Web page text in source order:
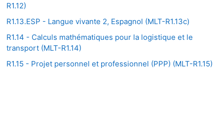
R1.12)
R1.13.ESP - Langue vivante 2, Espagnol (MLT-R1.13c)
R1.14 - Calculs mathématiques pour la logistique et le
transport (MLT-R1.14)
R1.15 - Projet personnel et professionnel (PPP) (MLT-R1.15)